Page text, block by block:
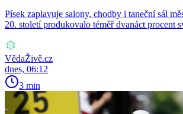
Písek zaplavuje salony, chodby i taneční sál
20. století produkovalo téměř dvanáct procent
VědaŽivě.cz
dnes, 06:12
3 min